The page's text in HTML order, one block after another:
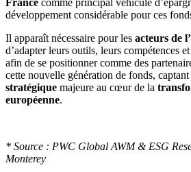
France comme principal véhicule
développement considérable pour ces
Il apparaît nécessaire pour les acteurs de
d’adapter leurs outils, leurs compétences
afin de se positionner comme des
cette nouvelle génération de fonds,
stratégique majeure au cœur de la
européenne.
* Source : PWC Global AWM & ESG
Monterey